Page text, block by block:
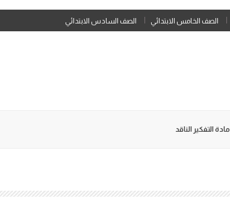
Skip
to
الصف الخامس الابتدائي الصف السادس الابتدائي
مادة التفكير الناقد